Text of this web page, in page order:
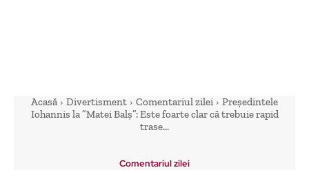
Acasă Divertisment Comentariul zilei
Președintele
Iohannis la ”Matei Balș”: Este foarte clar că trebuie rapid
trase...
Comentariul zilei